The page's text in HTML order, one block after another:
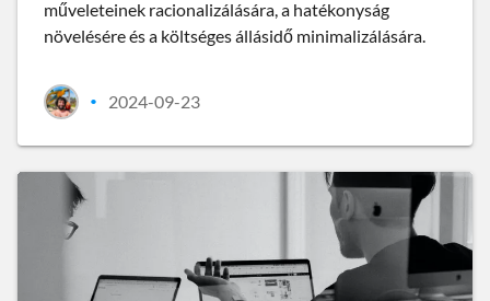
műveleteinek racionalizálására, a hatékonyság
növelésére és a költséges állásidő minimalizálására.
• 2024-09-23